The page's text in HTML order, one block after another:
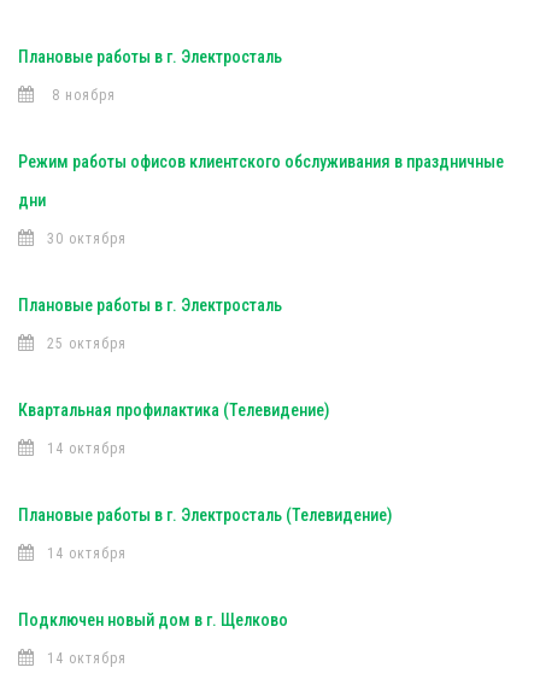
Плановые работы в г. Электросталь
8 ноября
Режим работы офисов клиентского обслуживания в праздничные
дни
30 октября
Плановые работы в г. Электросталь
25 октября
Квартальная профилактика (Телевидение)
14 октября
Плановые работы в г. Электросталь (Телевидение)
14 октября
Подключен новый дом в г. Щелково
14 октября